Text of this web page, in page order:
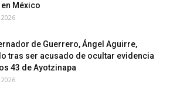
México
de Guerrero, Ángel Aguirre,
tras ser acusado de ocultar evidencia
43 de Ayotzinapa